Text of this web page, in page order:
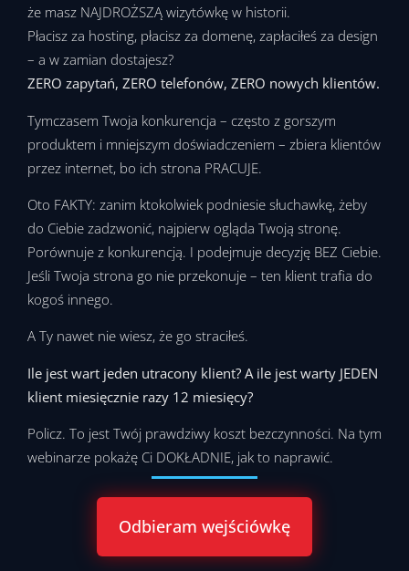
Odbieram wejściówkę
że masz NAJDROŻSZĄ wizytówkę w historii.
Płacisz za hosting, płacisz za domenę, zapłaciłeś za design
– a w zamian dostajesz?
ZERO zapytań, ZERO telefonów, ZERO nowych klientów.
Tymczasem Twoja konkurencja – często z gorszym
produktem i mniejszym doświadczeniem – zbiera klientów
przez internet, bo ich strona PRACUJE.
Oto FAKTY: zanim ktokolwiek podniesie słuchawkę, żeby
do Ciebie zadzwonić, najpierw ogląda Twoją stronę.
Porównuje z konkurencją. I podejmuje decyzję BEZ Ciebie.
Jeśli Twoja strona go nie przekonuje – ten klient trafia do
kogoś innego.
A Ty nawet nie wiesz, że go straciłeś.
Ile jest wart jeden utracony klient? A ile jest warty JEDEN
klient miesięcznie razy 12 miesięcy?
Policz. To jest Twój prawdziwy koszt bezczynności. Na tym
webinarze pokażę Ci DOKŁADNIE, jak to naprawić.